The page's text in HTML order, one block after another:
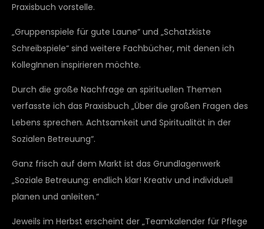
Praxisbuch vorstelle.
„Gruppenspiele für gute Laune“ und „Schatzkiste
Schreibspiele“ sind weitere Fachbücher, mit denen ich
KollegInnen inspirieren möchte.
Durch die große Nachfrage an spirituellen Themen
verfasste ich das Praxisbuch „Über die großen Fragen des
Lebens sprechen. Achtsamkeit und Spiritualität in der
Sozialen Betreuung“.
Ganz frisch auf dem Markt ist das Grundlagenwerk
„Soziale Betreuung: endlich klar! Kreativ und individuell
planen und anleiten.“
Jeweils im Herbst erscheint der „Teamkalender für Pflege